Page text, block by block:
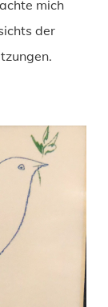
mich
der